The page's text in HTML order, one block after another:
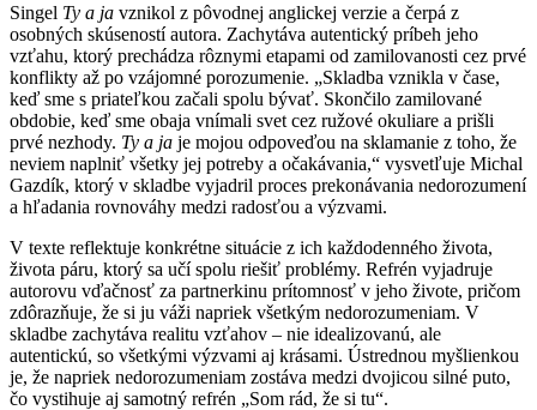
Singel Ty a ja vznikol z pôvodnej anglickej verzie a čerpá z
osobných skúseností autora. Zachytáva autentický príbeh jeho
vzťahu, ktorý prechádza rôznymi etapami od zamilovanosti cez prvé
konflikty až po vzájomné porozumenie. „Skladba vznikla v čase,
keď sme s priateľkou začali spolu bývať. Skončilo zamilované
obdobie, keď sme obaja vnímali svet cez ružové okuliare a prišli
prvé nezhody. Ty a ja je mojou odpoveďou na sklamanie z toho, že
neviem naplniť všetky jej potreby a očakávania,“ vysvetľuje Michal
Gazdík, ktorý v skladbe vyjadril proces prekonávania nedorozumení
a hľadania rovnováhy medzi radosťou a výzvami.
V texte reflektuje konkrétne situácie z ich každodenného života,
života páru, ktorý sa učí spolu riešiť problémy. Refrén vyjadruje
autorovu vďačnosť za partnerkinu prítomnosť v jeho živote, pričom
zdôrazňuje, že si ju váži napriek všetkým nedorozumeniam. V
skladbe zachytáva realitu vzťahov – nie idealizovanú, ale
autentickú, so všetkými výzvami aj krásami. Ústrednou myšlienkou
je, že napriek nedorozumeniam zostáva medzi dvojicou silné puto,
čo vystihuje aj samotný refrén „Som rád, že si tu“.